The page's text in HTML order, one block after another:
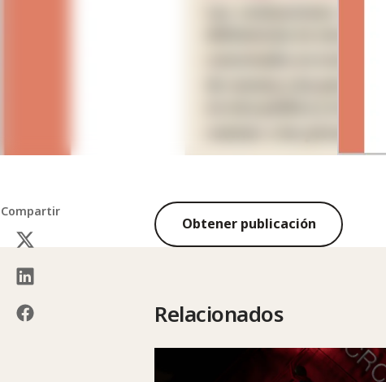
Compartir
Obtener publicación
Relacionados